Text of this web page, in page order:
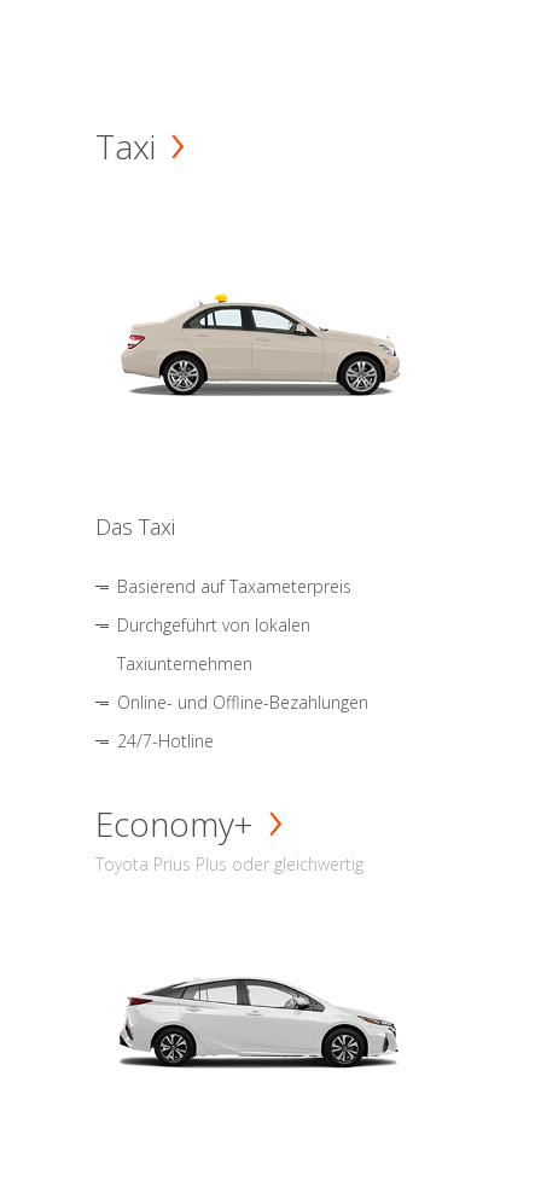
Taxi
Das Taxi
Basierend auf Taxameterpreis
Durchgeführt von lokalen
Taxiunternehmen
Online- und Offline-Bezahlungen
24/7-Hotline
Economy+
Toyota Prius Plus oder gleichwertig